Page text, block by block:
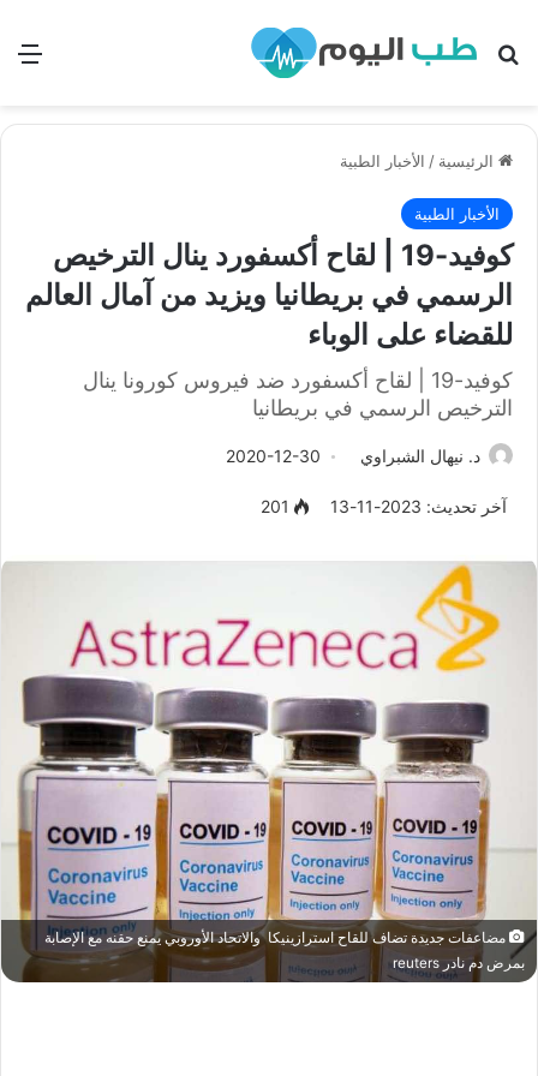
بحث
الرئيسية / الأخبار الطبية
الأخبار الطبية
كوفيد-19 | لقاح أكسفورد ينال الترخيص
الرسمي في بريطانيا ويزيد من آمال العالم
للقضاء على الوباء
كوفيد-19 | لقاح أكسفورد ضد فيروس كورونا ينال
الترخيص الرسمي في بريطانيا
د. نيهال الشبراوي 2020-12-30
آخر تحديث: 2023-11-13 201
مضاعفات جديدة تضاف للقاح استرازينيكا والاتحاد الأوروبي يمنع حقنه مع الإصابة
بمرض دم نادر reuters